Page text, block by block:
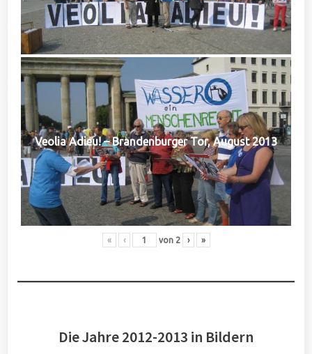
Veolia Adieu! – Brandenburger Tor, August 2013
« ‹ von 2 › »
Die Jahre 2012-2013 in Bildern